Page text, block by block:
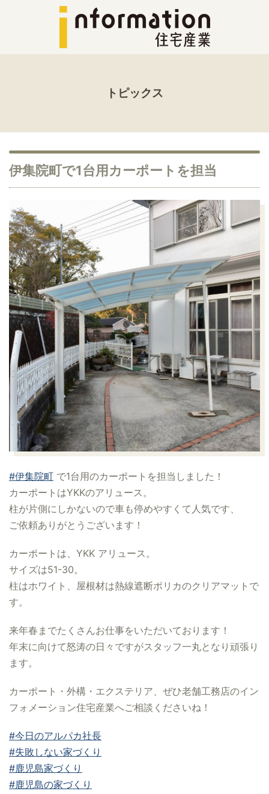
トピックス
伊集院町で1台用カーポートを担当
#伊集院町 で1台用のカーポートを担当しました！
カーポートはYKKのアリュース。
柱が片側にしかないので車も停めやすくて人気です、
ご依頼ありがとうございます！
カーポートは、YKK アリュース。
サイズは51-30。
柱はホワイト、屋根材は熱線遮断ポリカのクリアマットで
す。
来年春までたくさんお仕事をいただいております！
年末に向けて怒涛の日々ですがスタッフ一丸となり頑張り
ます。
カーポート・外構・エクステリア、ぜひ老舗工務店のイン
フォメーション住宅産業へご相談くださいね！
#今日のアルパカ社長
#失敗しない家づくり
#鹿児島家づくり
#鹿児島の家づくり